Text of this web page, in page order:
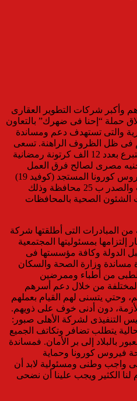
وأكبر شركات التطوير العقارى
حملة “إحنا فى ضهرك” بالتعاون
والتى تستهدف دعم ومساندة
فى ظل الظروف الراهنة. تسعى
بعدد 12 الف كرتونة رمضانية
لصالح فرق العمل
المتعاملين مع حالات الإصابة بفيروس كورونا المستجد (كوفيد 19)
ب 25 محافظة وذلك
الشئون الصحية بالمحافظات
المبادرات التى أطلقتها شركة
بمسئوليتها المجتمعية
الدولة وكافة مؤسستها فى
وزارة الصحة والسكان
الطبى من أطباء وممرضين
من خلال دعم أسرهم
يتسنى لهم القيام بعملهم
دون أدنى خوف على ذويهم.
التنفيذى لشركة الأهلى صبور:
يتطلب تضافر وتكاتف الجميع
بالبلاد إلى بر الأمان. فمساندة
فيروس كورونا وحماية
هى واجب وطنى ومسئولية لابد أن
لنا الكثير ويجب علينا أن نضحى